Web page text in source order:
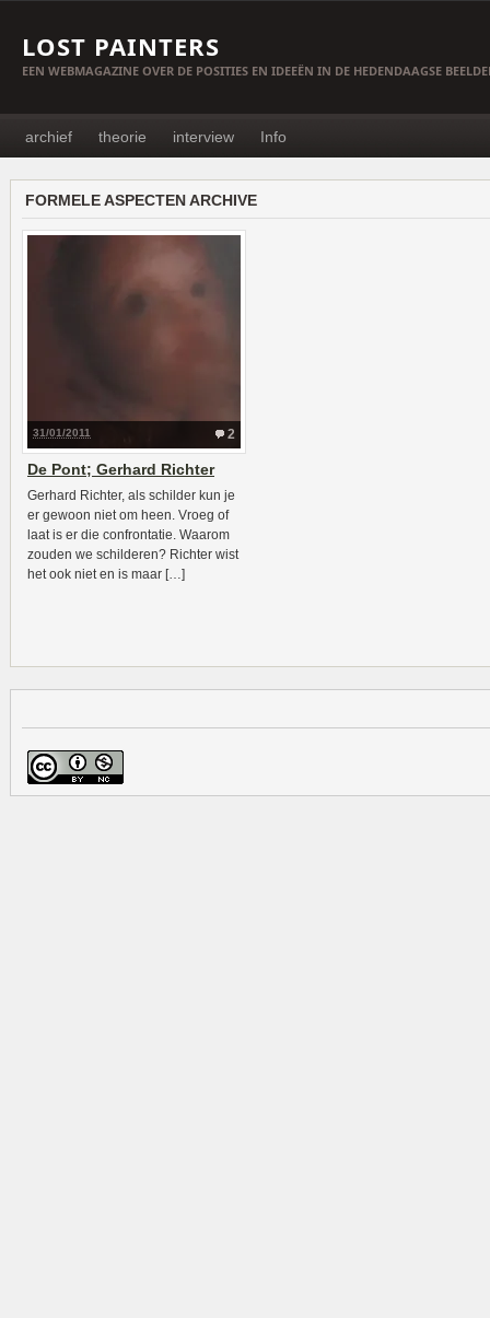
LOST PAINTERS
EEN WEBMAGAZINE OVER DE POSITIES EN IDEEËN IN DE HEDENDAAGSE
archief theorie interview Info
FORMELE ASPECTEN ARCHIVE
2
31/01/2011
De Pont; Gerhard Richter
Gerhard Richter, als schilder kun je
er gewoon niet om heen. Vroeg of
laat is er die confrontatie. Waarom
zouden we schilderen? Richter wist
het ook niet en is maar […]